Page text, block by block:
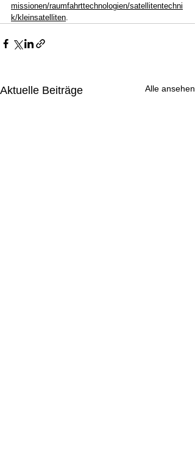
missionen/raumfahrttechnologien/satellitentechni
k/kleinsatelliten
Aktuelle Beiträge Alle ansehen